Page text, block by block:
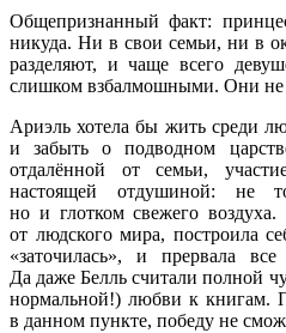
Общепризнанный факт:
никуда. Ни в свои семьи, ни в
разделяют, и чаще всего
слишком взбалмошными. Они не
Ариэль хотела бы жить среди
и забыть о подводном
отдалённой от семьи,
настоящей отдушиной: не
но и глотком свежего
от людского мира, построила
«заточилась», и прервала
Да даже Белль считали полной
нормальной!) любви к книгам.
в данном пункте, победу не